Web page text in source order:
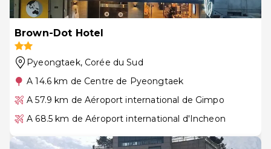
Brown-Dot Hotel
Pyeongtaek, Corée du Sud
A 14.6 km de Centre de Pyeongtaek
A 57.9 km de Aéroport international de Gimpo
A 68.5 km de Aéroport international d'Incheon